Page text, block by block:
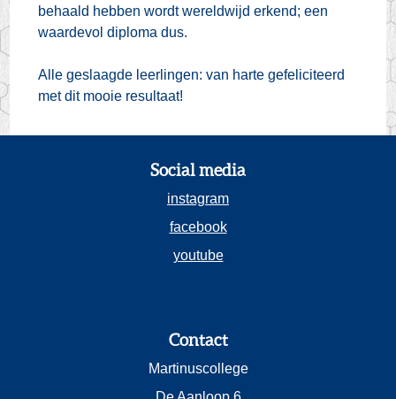
behaald hebben wordt wereldwijd erkend; een
waardevol diploma dus.
Alle geslaagde leerlingen: van harte gefeliciteerd
met dit mooie resultaat!
Social media
instagram
facebook
youtube
Contact
Martinuscollege